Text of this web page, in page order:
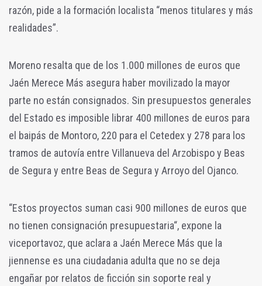
razón, pide a la formación localista “menos titulares y más
realidades”.
Moreno resalta que de los 1.000 millones de euros que
Jaén Merece Más asegura haber movilizado la mayor
parte no están consignados. Sin presupuestos generales
del Estado es imposible librar 400 millones de euros para
el baipás de Montoro, 220 para el Cetedex y 278 para los
tramos de autovía entre Villanueva del Arzobispo y Beas
de Segura y entre Beas de Segura y Arroyo del Ojanco.
“Estos proyectos suman casi 900 millones de euros que
no tienen consignación presupuestaria“, expone la
viceportavoz, que aclara a Jaén Merece Más que la
jiennense es una ciudadania adulta que no se deja
engañar por relatos de ficción sin soporte real y